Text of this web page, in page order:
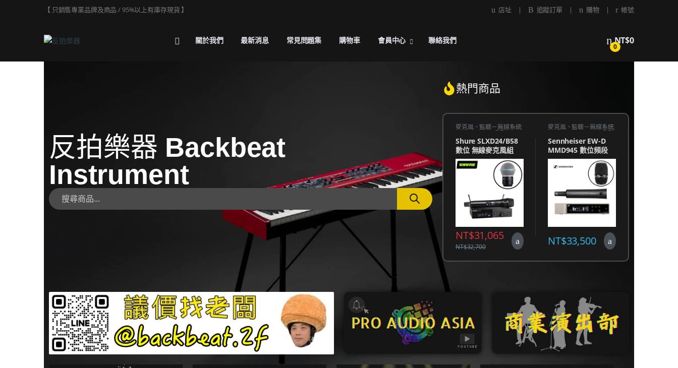
【 只銷售專業品牌及商品 / 95%以上有庫存現貨 】 店址 追蹤訂單 購物 帳號
關於我們 最新消息 常見問題集 購物車 會員中心 聯絡我們
0
NT$0
反拍樂器 Backbeat
Instrument
熱門商品
麥克風、監聽－無線系統,
SHURE SLX-D 系列
Shure SLXD24/B58
數位 無線麥克風組
NT$31,065
NT$32,700
麥克風、監聽－無線系統,
SENNHEISER EW-D 系列
Sennheiser EW-D
MMD945 數位頻段
無線麥克風系統
NT$33,500